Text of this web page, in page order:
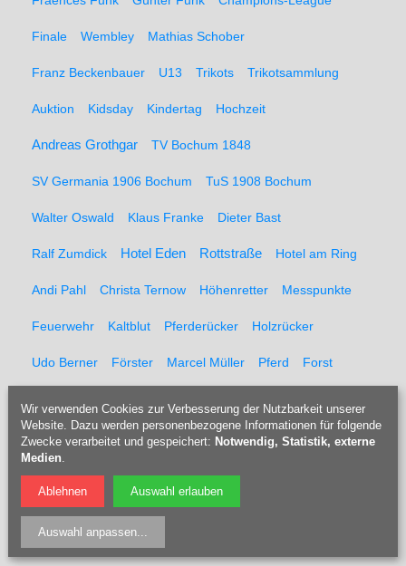
Finale Wembley Mathias Schober
Franz Beckenbauer U13 Trikots Trikotsammlung
Auktion Kidsday Kindertag Hochzeit
Andreas Grothgar TV Bochum 1848
SV Germania 1906 Bochum TuS 1908 Bochum
Walter Oswald Klaus Franke Dieter Bast
Ralf Zumdick Hotel Eden Rottstraße Hotel am Ring
Andi Pahl Christa Ternow Höhenretter Messpunkte
Feuerwehr Kaltblut Pferderücker Holzrücker
Udo Berner Förster Marcel Müller Pferd Forst
Rainer Einenkel Hennes Bender Fritz Eckenga
Doris Kulossa Holzblasinstrumentenmacherin
Wir verwenden Cookies zur Verbesserung der Nutzbarkeit unserer
Website. Dazu werden personenbezogene Informationen für folgende
Zwecke verarbeitet und gespeichert: Notwendig, Statistik, externe
Medien.
Ablehnen Auswahl erlauben
Auswahl anpassen...